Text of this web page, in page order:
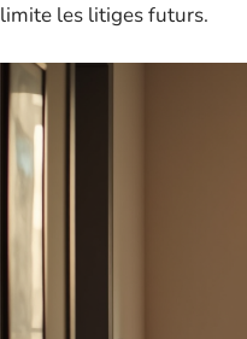
limite les litiges futurs.